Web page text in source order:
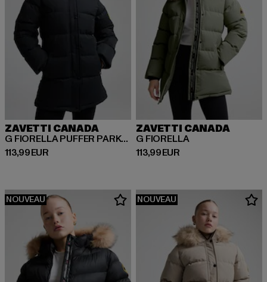
ZAVETTI CANADA
G FIORELLA PUFFER PARKA JACKET
113,99 EUR
Prix courant: 113,99 EUR
ZAVETTI CANADA
G FIORELLA
113,99 EUR
Prix courant: 113,99 EUR
NOUVEAU NOUVEAU